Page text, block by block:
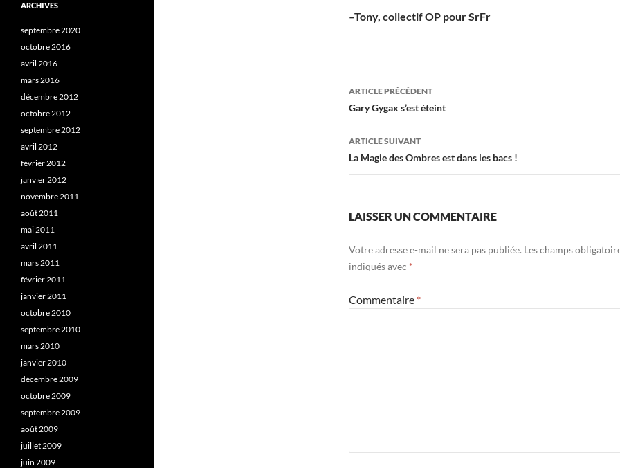
–Tony, collectif OP pour SrFr
Navigation
des
articles
ARTICLE PRÉCÉDENT
Gary Gygax s’est éteint
ARTICLE SUIVANT
La Magie des Ombres est dans les bacs !
LAISSER UN COMMENTAIRE
Votre adresse e-mail ne sera pas publiée. Les champs
indiqués avec *
Commentaire *
ARCHIVES
septembre 2020
octobre 2016
avril 2016
mars 2016
décembre 2012
octobre 2012
septembre 2012
avril 2012
février 2012
janvier 2012
novembre 2011
août 2011
mai 2011
avril 2011
mars 2011
février 2011
janvier 2011
octobre 2010
septembre 2010
mars 2010
janvier 2010
décembre 2009
octobre 2009
septembre 2009
août 2009
juillet 2009
juin 2009